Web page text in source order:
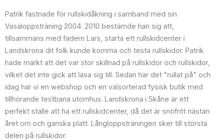
Patrik fastnade för rullskidåkning i samband med sin
Vasaloppsträning 2004. 2010 bestämde han sig att,
tillsammans med fadern Lars, starta ett rullskidcenter i
Landskrona dit folk kunde komma och testa rullskidor. Patrik
hade märkt att det var stor skillnad på rullskidor och rullskidor,
vilket det inte gick att läsa sig till. Sedan har det "rullat på" och
idag har vi en webshop och en välsorterad fysisk butik med
tillhörande testbana utomhus. Landskrona i Skåne är ett
perfekt ställe att ha ett rullskidcenter, då det är snöfritt nästan
året om och ganska platt. Långloppsträningen sker till största
delen på rullskidor.